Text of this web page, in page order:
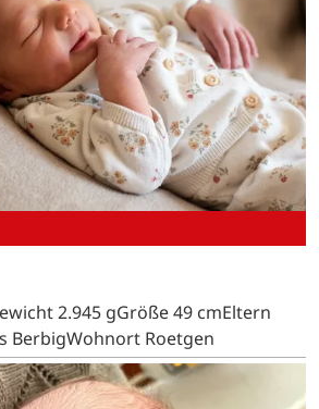
2.945 gGröße 49 cmEltern
BerbigWohnort Roetgen